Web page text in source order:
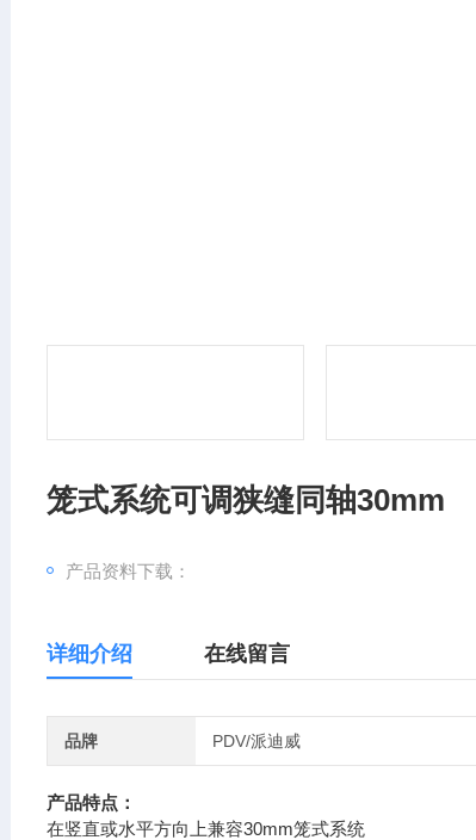
笼式系统可调狭缝同轴30mm
产品资料下载：
详细介绍 在线留言
品牌 PDV/派迪威
产品特点：
在竖直或水平方向上兼容30mm笼式系统